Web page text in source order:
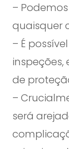
–
quaisquer
– É
inspeções,
de
–
será